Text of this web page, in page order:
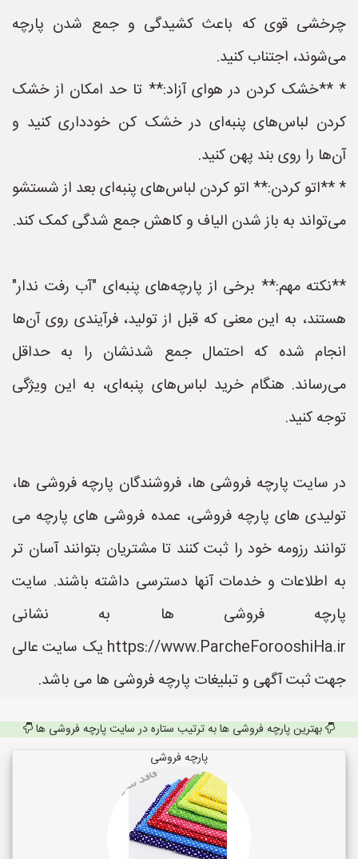
چرخشی قوی که باعث کشیدگی و جمع شدن پارچه
می‌شوند، اجتناب کنید.
* **خشک کردن در هوای آزاد:** تا حد امکان از خشک
کردن لباس‌های پنبه‌ای در خشک کن خودداری کنید و
آن‌ها را روی بند پهن کنید.
* **اتو کردن:** اتو کردن لباس‌های پنبه‌ای بعد از شستشو
می‌تواند به باز شدن الیاف و کاهش جمع شدگی کمک کند.
**نکته مهم:** برخی از پارچه‌های پنبه‌ای "آب رفت ندار"
هستند، به این معنی که قبل از تولید، فرآیندی روی آن‌ها
انجام شده که احتمال جمع شدنشان را به حداقل
می‌رساند. هنگام خرید لباس‌های پنبه‌ای، به این ویژگی
توجه کنید.
در سایت پارچه فروشی ها، فروشندگان پارچه فروشی ها،
تولیدی های پارچه فروشی، عمده فروشی های پارچه می
توانند رزومه خود را ثبت کنند تا مشتریان بتوانند آسان تر
به اطلاعات و خدمات آنها دسترسی داشته باشند. سایت
پارچه فروشی ها به نشانی
https://www.ParcheForooshiHa.ir یک سایت عالی
جهت ثبت آگهی و تبلیغات پارچه فروشی ها می باشد.
بهترین پارچه فروشی ها به ترتیب ستاره در سایت پارچه فروشی ها
پارچه فروشی